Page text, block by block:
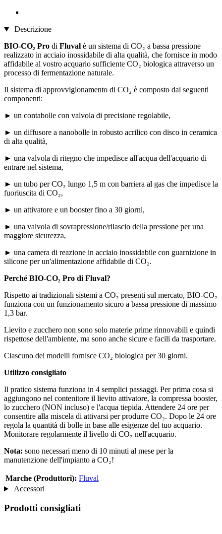
Descrizione
BIO-CO₂ Pro di Fluval è un sistema di CO₂ a bassa pressione
realizzato in acciaio inossidabile di alta qualità, che fornisce in modo
affidabile al vostro acquario sufficiente CO₂ biologica attraverso un
processo di fermentazione naturale.
Il sistema di approvvigionamento di CO₂ è composto dai seguenti
componenti:
► un contabolle con valvola di precisione regolabile,
► un diffusore a nanobolle in robusto acrilico con disco in ceramica
di alta qualità,
► una valvola di ritegno che impedisce all'acqua dell'acquario di
entrare nel sistema,
► un tubo per CO₂ lungo 1,5 m con barriera al gas che impedisce la
fuoriuscita di CO₂,
► un attivatore e un booster fino a 30 giorni,
► una valvola di sovrapressione/rilascio della pressione per una
maggiore sicurezza,
► una camera di reazione in acciaio inossidabile con guarnizione in
silicone per un'alimentazione affidabile di CO₂.
Perché BIO-CO₂ Pro di Fluval?
Rispetto ai tradizionali sistemi a CO₂ presenti sul mercato, BIO-CO₂
funziona con un funzionamento sicuro a bassa pressione di massimo
1,3 bar.
Lievito e zucchero non sono solo materie prime rinnovabili e quindi
rispettose dell'ambiente, ma sono anche sicure e facili da trasportare.
Ciascuno dei modelli fornisce CO₂ biologica per 30 giorni.
Utilizzo consigliato
Il pratico sistema funziona in 4 semplici passaggi. Per prima cosa si
aggiungono nel contenitore il lievito attivatore, la compressa booster,
lo zucchero (NON incluso) e l'acqua tiepida. Attendere 24 ore per
consentire alla miscela di attivarsi per produrre CO₂. Dopo le 24 ore
regola la quantità di bolle in base alle esigenze del tuo acquario.
Monitorare regolarmente il livello di CO₂ nell'acquario.
Nota: sono necessari meno di 10 minuti al mese per la
manutenzione dell'impianto a CO₂!
Marche (Produttori): Fluval
Accessori
Prodotti consigliati